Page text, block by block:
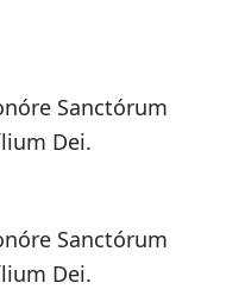
Sanctórum
Dei.
Sanctórum
Dei.